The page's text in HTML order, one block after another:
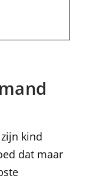
kind
dat maar